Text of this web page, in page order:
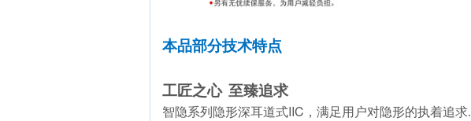
本品部分技术特点
工匠之心 至臻追求
智隐系列隐形深耳道式IIC ，满足用户对隐形的执着追求.